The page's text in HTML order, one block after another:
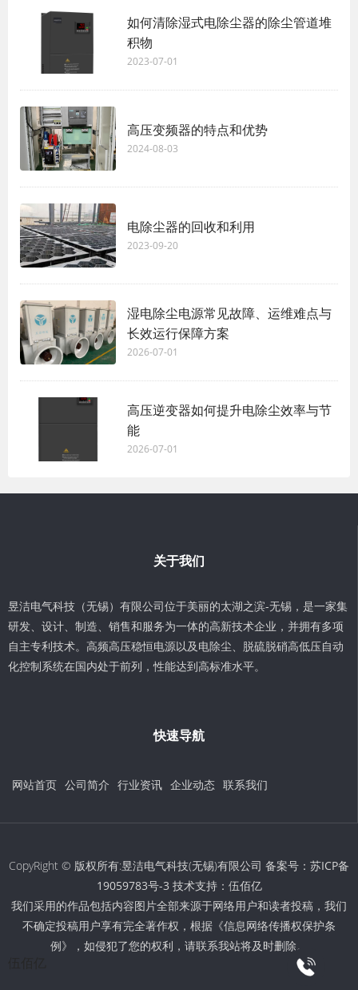
如何清除湿式电除尘器的除尘管道堆
积物
2023-07-01
高压变频器的特点和优势
2024-08-03
电除尘器的回收和利用
2023-09-20
湿电除尘电源常见故障、运维难点与
长效运行保障方案
2026-07-01
高压逆变器如何提升电除尘效率与节
能
2026-07-01
关于我们
昱洁电气科技（无锡）有限公司位于美丽的太湖之滨-无锡，是一家集
研发、设计、制造、销售和服务为一体的高新技术企业，并拥有多项
自主专利技术。高频高压稳恒电源以及电除尘、脱硫脱硝高低压自动
化控制系统在国内处于前列，性能达到高标准水平。
快速导航
网站首页 公司简介 行业资讯 企业动态 联系我们
CopyRight © 版权所有:昱洁电气科技(无锡)有限公司 备案号： 苏ICP备
19059783号-3 技术支持： 伍佰亿
我们采用的作品包括内容图片全部来源于网络用户和读者投稿，我们
不确定投稿用户享有完全著作权，根据《信息网络传播权保护条
例》，如侵犯了您的权利，请联系我站将及时删除。